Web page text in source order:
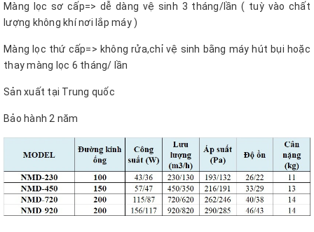
Màng lọc sơ cấp=> dễ dàng vệ sinh 3 tháng/lần ( tuỳ vào chất
lượng không khí nơi lắp máy )
Màng lọc thứ cấp=> không rửa,chỉ vệ sinh bằng máy hút bụi hoặc
thay màng lọc 6 tháng/ lần
Sản xuất tại Trung quốc
Bảo hành 2 năm